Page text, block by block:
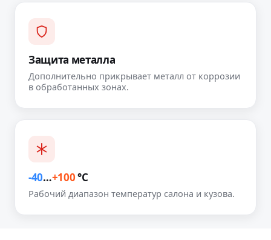
Защита металла
Дополнительно прикрывает металл от коррозии
в обработанных зонах.
-40…+100°C
Рабочий диапазон температур салона и кузова.